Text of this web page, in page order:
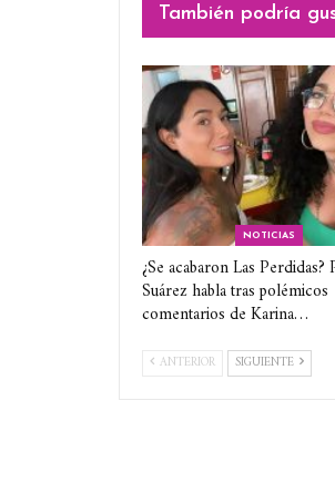
También podría
NOTICIAS
¿Se acabaron Las Perdidas?
Suárez habla tras polémicos
comentarios de Karina…
ANTERIOR SIGUIENTE